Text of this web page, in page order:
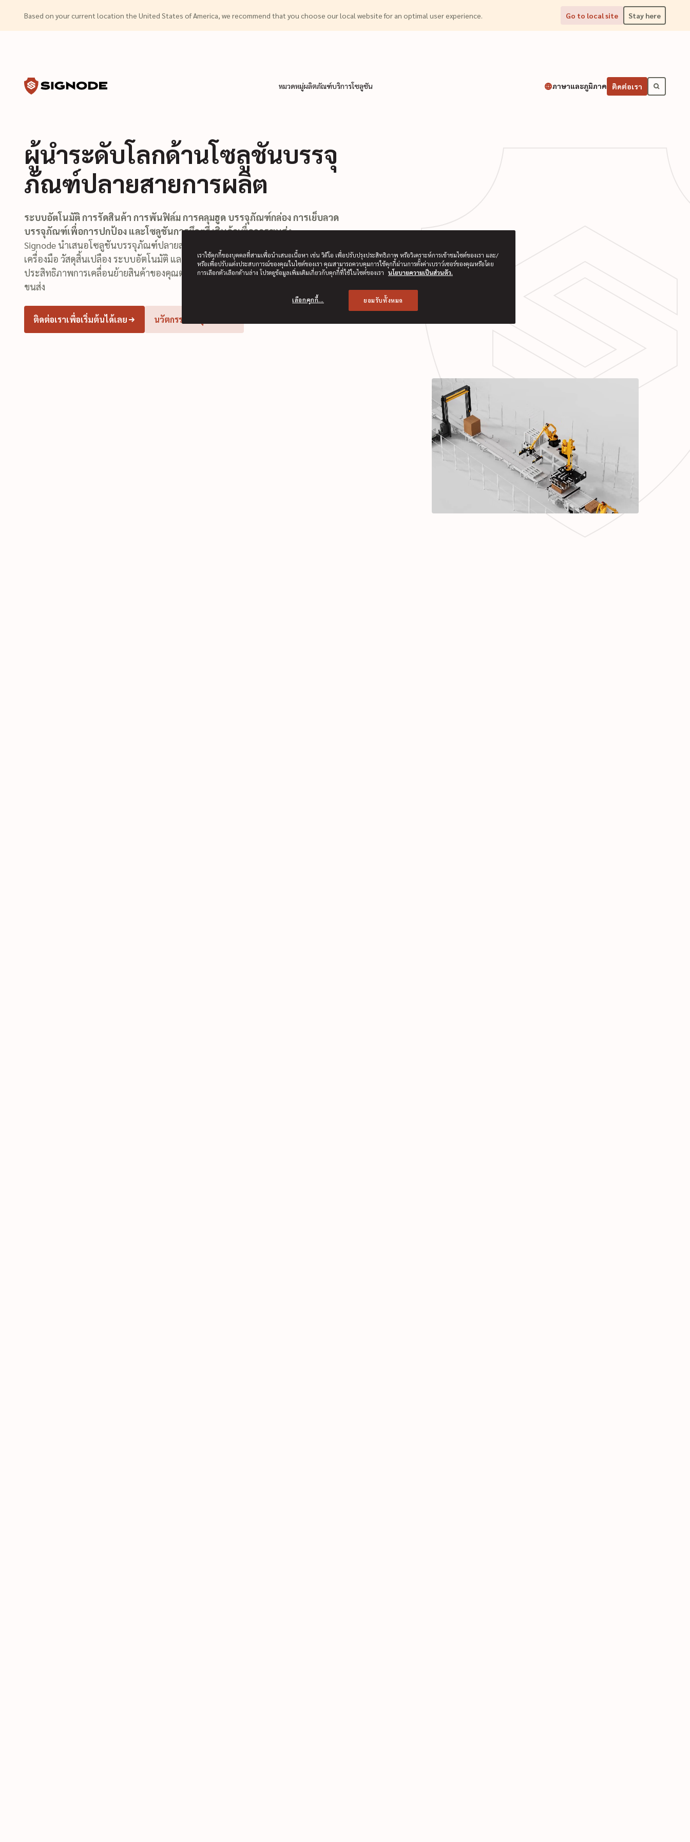
Based on your current location the United States of America, we recommend that you choose our local website for an optimal user experience. Go to local site Stay here
หมวดหมู่ผลิตภัณฑ์บริการโซลูชัน ภาษาและภูมิภาค ติดต่อเรา
ผู้นำระดับโลกด้านโซลูชันบรรจุ
ภัณฑ์ปลายสายการผลิต
ระบบอัตโนมัติ การรัดสินค้า การพันฟิล์ม การคลุมฮูด บรรจุภัณฑ์กล่อง การเย็บลวด
บรรจุภัณฑ์เพื่อการปกป้อง และโซลูชันการยึดตรึงสินค้าเพื่อการขนส่ง
Signode นำเสนอโซลูชันบรรจุภัณฑ์ปลายสายการผลิตแบบครบวงจร ที่ผสานอุปกรณ์
เครื่องมือ วัสดุสิ้นเปลือง ระบบอัตโนมัติ และบริการต่าง ๆ เพื่อยึดตรึง ปกป้อง และเพิ่ม
ประสิทธิภาพการเคลื่อนย้ายสินค้าของคุณตลอดกระบวนการผลิต การจัดเก็บ และการ
ขนส่ง
ติดต่อเราเพื่อเริ่มต้นได้เลย นวัตกรรมล่าสุดของเรา
เราใช้คุกกี้ของบุคคลที่สามเพื่อนำเสนอเนื้อหา เช่น วิดีโอ เพื่อปรับปรุงประสิทธิภาพ หรือวิเคราะห์การเข้าชมไซต์ของเรา และ/
หรือเพื่อปรับแต่งประสบการณ์ของคุณในไซต์ของเรา คุณสามารถควบคุมการใช้คุกกี้ผ่านการตั้งค่าเบราว์เซอร์ของคุณหรือโดย
การเลือกตัวเลือกด้านล่าง โปรดดูข้อมูลเพิ่มเติมเกี่ยวกับคุกกี้ที่ใช้ในไซต์ของเรา นโยบายความเป็นส่วนตัว.
เลือกคุกกี้... ยอมรับทั้งหมด